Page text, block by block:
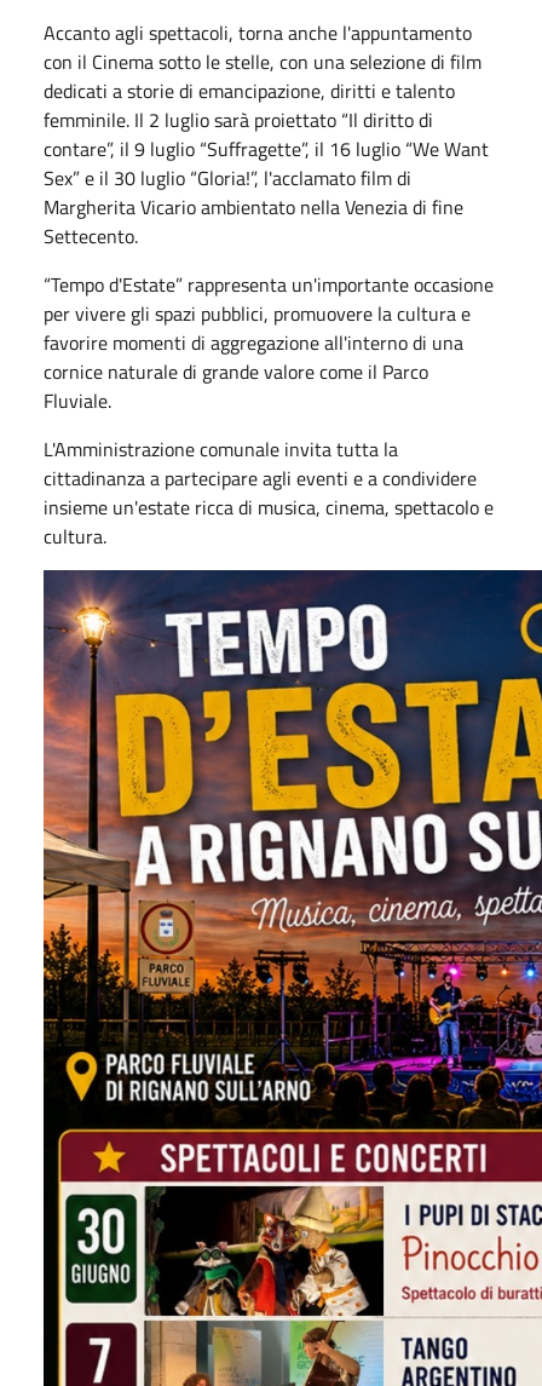
Accanto agli spettacoli, torna anche l'appuntamento
con il Cinema sotto le stelle, con una selezione di film
dedicati a storie di emancipazione, diritti e talento
femminile. Il 2 luglio sarà proiettato “Il diritto di
contare”, il 9 luglio “Suffragette”, il 16 luglio “We Want
Sex” e il 30 luglio “Gloria!”, l'acclamato film di
Margherita Vicario ambientato nella Venezia di fine
Settecento.
“Tempo d'Estate” rappresenta un'importante occasione
per vivere gli spazi pubblici, promuovere la cultura e
favorire momenti di aggregazione all'interno di una
cornice naturale di grande valore come il Parco
Fluviale.
L'Amministrazione comunale invita tutta la
cittadinanza a partecipare agli eventi e a condividere
insieme un'estate ricca di musica, cinema, spettacolo e
cultura.